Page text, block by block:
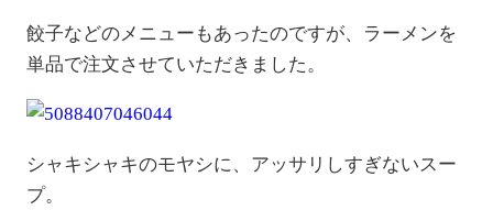
餃子などのメニューもあったのですが、ラーメンを
単品で注文させていただきました。
シャキシャキのモヤシに、アッサリしすぎないスー
プ。